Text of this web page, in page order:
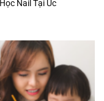
Nail Tại Úc